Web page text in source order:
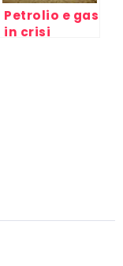
Petrolio e gas
in crisi